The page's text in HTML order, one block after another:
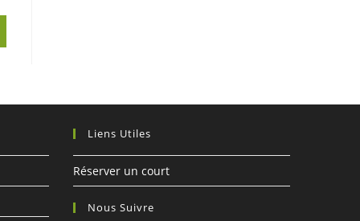
Liens Utiles
Réserver un court
Nous Suivre